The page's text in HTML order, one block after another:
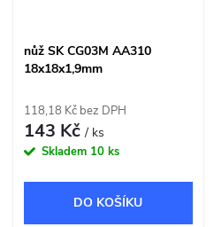
nůž SK CG03M AA310
18x18x1,9mm
118,18 Kč bez DPH
143 Kč/ ks
Skladem 10 ks
DO KOŠÍKU